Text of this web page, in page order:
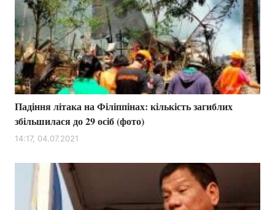
Падіння літака на Філіппінах: кількість загиблих
збільшилася до 29 осіб (фото)
14:17, 04.07.2021